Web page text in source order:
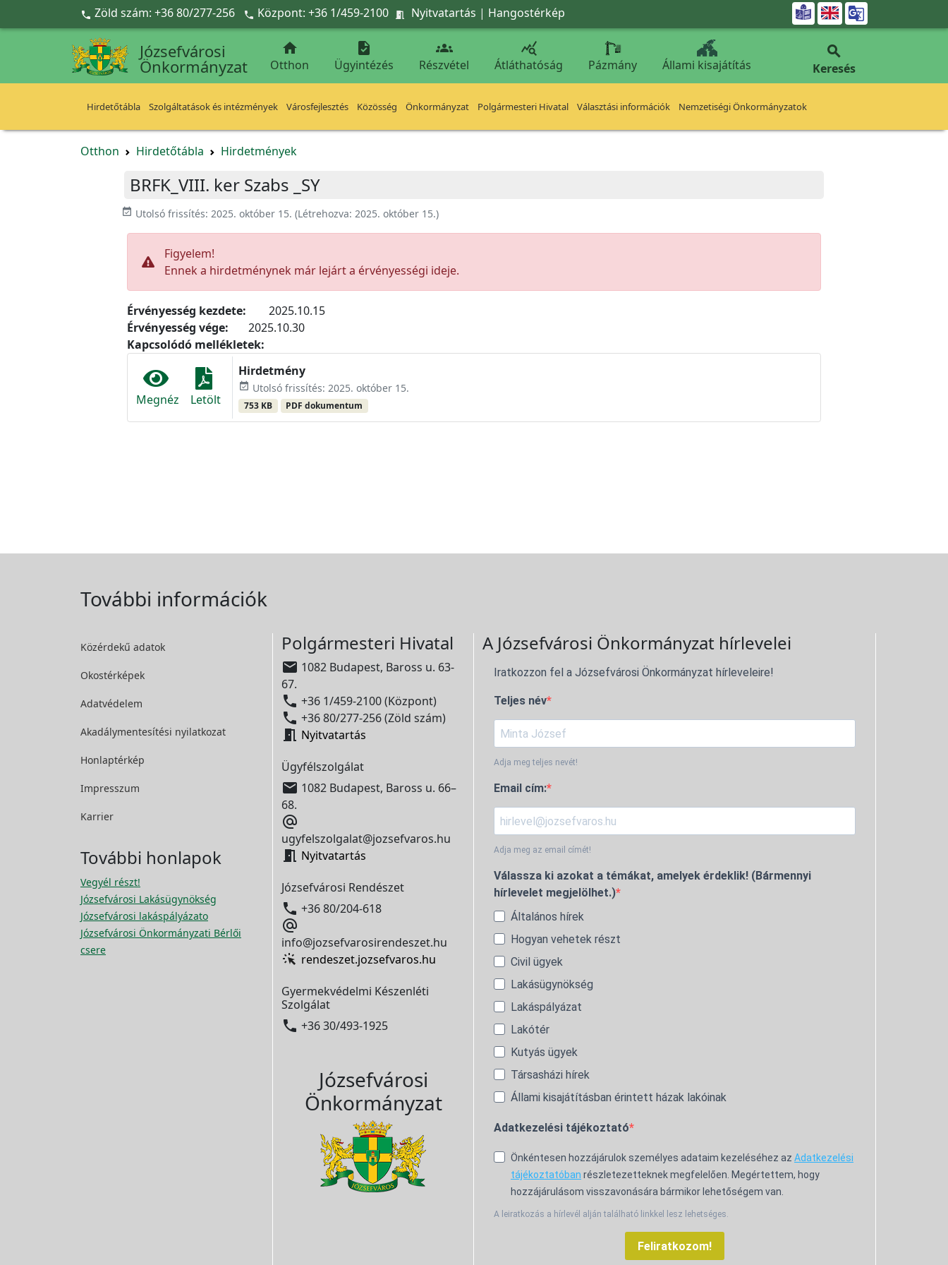
Ugrás a fő tartalomra
 Zöld szám: +36 80/277-256  Központ: +36 1/459-2100  Nyitvatartás | Hangostérkép 
Józsefvárosi
Önkormányzat

Otthon

Ügyintézés

Részvétel

Átláthatóság Pázmány Állami kisajátítás

Keresés
Hirdetőtábla Szolgáltatások és intézmények Városfejlesztés Közösség Önkormányzat Polgármesteri Hivatal Választási információk Nemzetiségi Önkormányzatok
Otthon Hirdetőtábla Hirdetmények
BRFK_VIII. ker Szabs _SY
event_available Utolsó frissítés: 2025. október 15. (Létrehozva: 2025. október 15.)
Figyelem!
Ennek a hirdetménynek már lejárt a érvényességi ideje.
Érvényesség kezdete:
2025.10.15
Érvényesség vége:
2025.10.30
Kapcsolódó mellékletek:
Megnéz Letölt
Hirdetmény
event_available Utolsó frissítés: 2025. október 15.
753 KB PDF dokumentum
További információk
Közérdekű adatok
Okostérképek
Adatvédelem
Akadálymentesítési nyilatkozat
Honlaptérkép
Impresszum
Karrier
További honlapok
Vegyél részt!
Józsefvárosi Lakásügynökség
Józsefvárosi lakáspályázato
Józsefvárosi Önkormányzati Bérlői
csere
Polgármesteri Hivatal
 1082 Budapest, Baross u. 63-
67.
 +36 1/459-2100 (Központ)
 +36 80/277-256 (Zöld szám)
 Nyitvatartás
Ügyfélszolgálat
 1082 Budapest, Baross u. 66–
68.

ugyfelszolgalat@jozsefvaros.hu
 Nyitvatartás
Józsefvárosi Rendészet
 +36 80/204-618

info@jozsefvarosirendeszet.hu
rendeszet.jozsefvaros.hu
Gyermekvédelmi Készenléti
Szolgálat
 +36 30/493-1925
Józsefvárosi
Önkormányzat
A Józsefvárosi Önkormányzat hírlevelei
Iratkozzon fel a Józsefvárosi Önkormányzat hírleveleire!
Teljes név
Adja meg teljes nevét!
Email cím:
Adja meg az email címét!
Válassza ki azokat a témákat, amelyek érdeklik! (Bármennyi
hírlevelet megjelölhet.)
Általános hírek
Hogyan vehetek részt
Civil ügyek
Lakásügynökség
Lakáspályázat
Lakótér
Kutyás ügyek
Társasházi hírek
Állami kisajátításban érintett házak lakóinak
Adatkezelési tájékoztató
Önkéntesen hozzájárulok személyes adataim kezeléséhez az Adatkezelési
tájékoztatóban részletezetteknek megfelelően. Megértettem, hogy
hozzájárulásom visszavonására bármikor lehetőségem van.
A leiratkozás a hírlevél alján található linkkel lesz lehetséges.
Feliratkozom!